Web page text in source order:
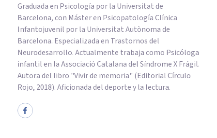
Graduada en Psicología por la Universitat de
Barcelona, con Máster en Psicopatología Clínica
Infantojuvenil por la Universitat Autònoma de
Barcelona. Especializada en Trastornos del
Neurodesarrollo. Actualmente trabaja como Psicóloga
infantil en la Associació Catalana del Síndrome X Frágil.
Autora del libro "Vivir de memoria" (Editorial Círculo
Rojo, 2018). Aficionada del deporte y la lectura.